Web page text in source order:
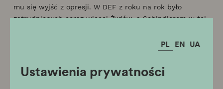
PL EN UA
Ustawienia prywatności
mu się wyjść z opresji. W DEF z roku na rok było
zatrudnionych coraz więcej Żydów, a Schindlerem w tej
ekonomiczne. W 1943 roku, na tyłach fabryki,
wybudował obóz dla swoich żydowskich pracowników,
1944 roku, gdy do Krakowa zbliżał się front, Schindler